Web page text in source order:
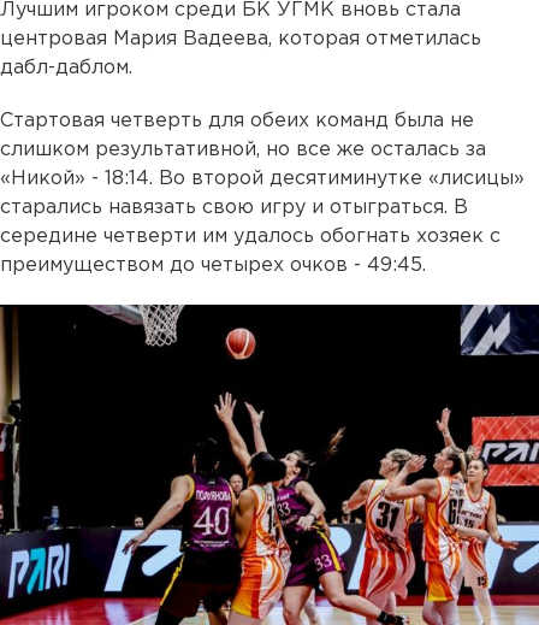
Лучшим игроком среди БК УГМК вновь стала
центровая Мария Вадеева, которая отметилась
дабл-даблом.
Стартовая четверть для обеих команд была не
слишком результативной, но все же осталась за
«Никой» - 18:14. Во второй десятиминутке «лисицы»
старались навязать свою игру и отыграться. В
середине четверти им удалось обогнать хозяек с
преимуществом до четырех очков - 49:45.